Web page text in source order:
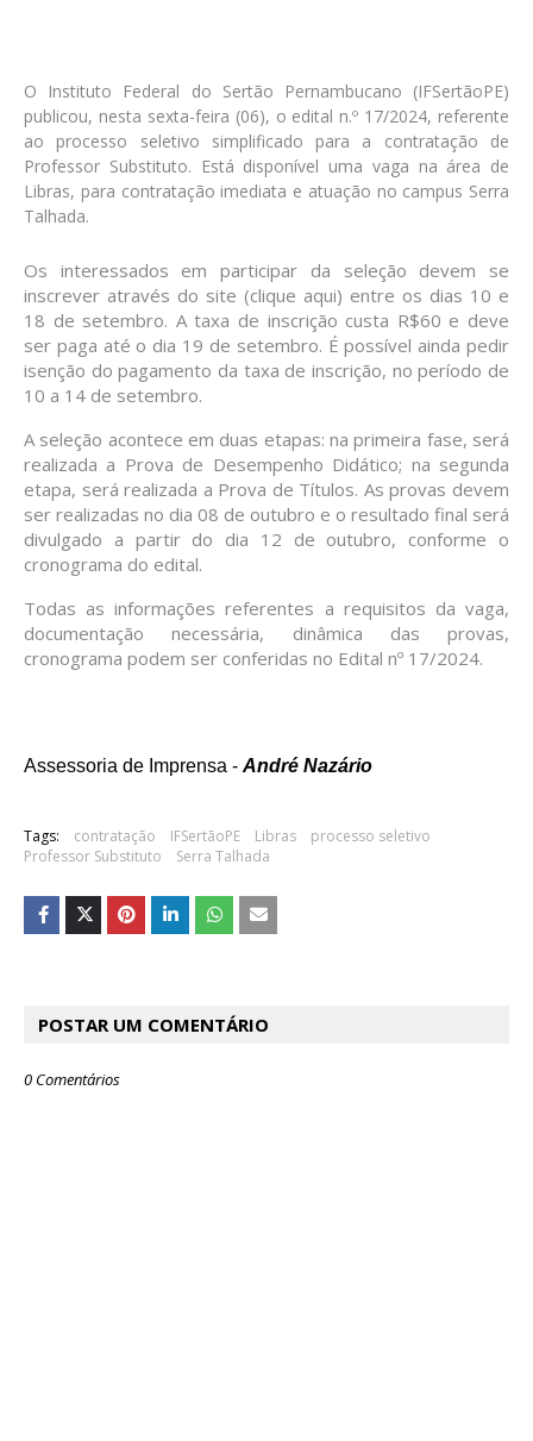
O Instituto Federal do Sertão Pernambucano (IFSertãoPE)
publicou, nesta sexta-feira (06), o edital n.º 17/2024, referente
ao processo seletivo simplificado para a contratação de
Professor Substituto. Está disponível uma vaga na área de
Libras, para contratação imediata e atuação no campus Serra
Talhada.
Os interessados em participar da seleção devem se
inscrever através do site (clique aqui) entre os dias 10 e
18 de setembro. A taxa de inscrição custa R$60 e deve
ser paga até o dia 19 de setembro. É possível ainda pedir
isenção do pagamento da taxa de inscrição, no período de
10 a 14 de setembro.
A seleção acontece em duas etapas: na primeira fase, será
realizada a Prova de Desempenho Didático; na segunda
etapa, será realizada a Prova de Títulos. As provas devem
ser realizadas no dia 08 de outubro e o resultado final será
divulgado a partir do dia 12 de outubro, conforme o
cronograma do edital.
Todas as informações referentes a requisitos da vaga,
documentação necessária, dinâmica das provas,
cronograma podem ser conferidas no Edital nº 17/2024.
Assessoria de Imprensa - André Nazário
Tags: contratação IFSertãoPE Libras
processo seletivo
Professor Substituto
Serra Talhada
POSTAR UM COMENTÁRIO
0 Comentários